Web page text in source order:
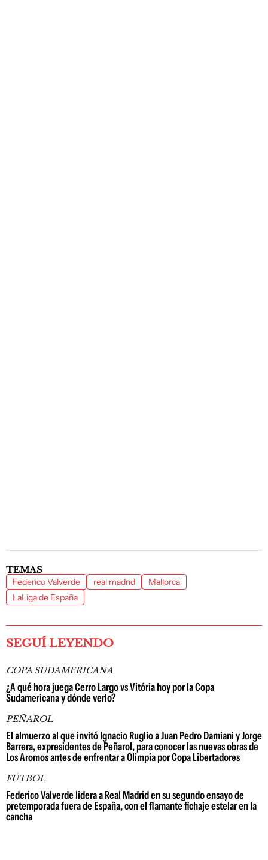
TEMAS
Federico Valverde real madrid
Mallorca
LaLiga de España
SEGUÍ LEYENDO
COPA SUDAMERICANA
¿A qué hora juega Cerro Largo vs Vitória hoy por la Copa
Sudamericana y dónde verlo?
PEÑAROL
El almuerzo al que invitó Ignacio Ruglio a Juan Pedro Damiani y Jorge
Barrera, expresidentes de Peñarol, para conocer las nuevas obras de
Los Aromos antes de enfrentar a Olimpia por Copa Libertadores
FÚTBOL
Federico Valverde lidera a Real Madrid en su segundo ensayo de
pretemporada fuera de España, con el flamante fichaje estelar en la
cancha